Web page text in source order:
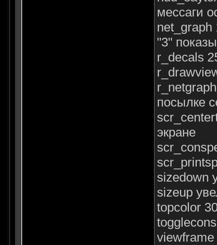
мессаги
net_graph
"3"
r_decals
посылке
экране
sizedown
sizeup
topcolor